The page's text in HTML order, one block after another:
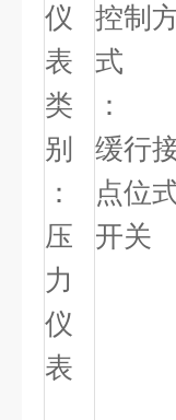
仪
表
类
别
：
压
力
仪
表
控制
式
：
缓行
点位
开关